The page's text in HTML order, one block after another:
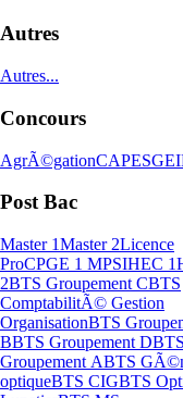
Autres
Autres...
Concours
AgrÃ©gationCAPES
Post Bac
Master 1Master 2Licence
ProCPGE 1 MPSIHEC 1
2BTS Groupement CBTS
ComptabilitÃ© Gestion
OrganisationBTS
BBTS Groupement DBTS
Groupement ABTS
optiqueBTS CIGBTS